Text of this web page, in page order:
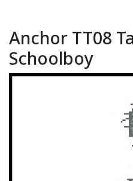
Anchor TT08
Schoolboy